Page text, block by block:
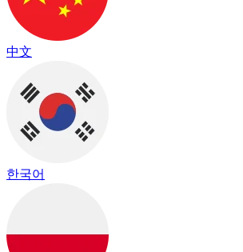
中文
한국어